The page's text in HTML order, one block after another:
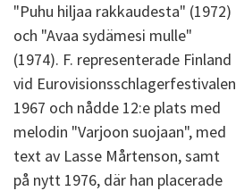
"Puhu hiljaa rakkaudesta" (1972)
och "Avaa sydämesi mulle"
(1974). F. representerade Finland
vid Eurovisionsschlagerfestivalen
1967 och nådde 12:e plats med
melodin "Varjoon suojaan", med
text av Lasse Mårtenson, samt
på nytt 1976, där han placerade